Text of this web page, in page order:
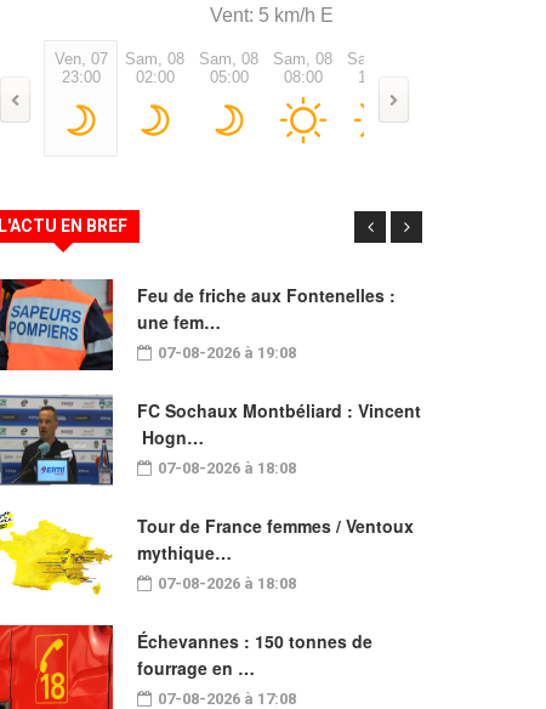
Vent: 5 km/h E
Ven, 07
23:00
Sam, 08
02:00
Sam, 08
05:00
Sam, 08
08:00
Sam, 08
11:00
L'ACTU EN BREF
Feu de friche aux Fontenelles :
une fem…
07-08-2026 à 19:08
FC Sochaux Montbéliard : Vincent
Hogn…
07-08-2026 à 18:08
Tour de France femmes / Ventoux
mythique…
07-08-2026 à 18:08
Échevannes : 150 tonnes de
fourrage en …
07-08-2026 à 17:08